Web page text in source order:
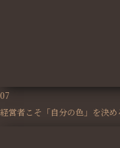
07
経営者こそ「自分の色」を決